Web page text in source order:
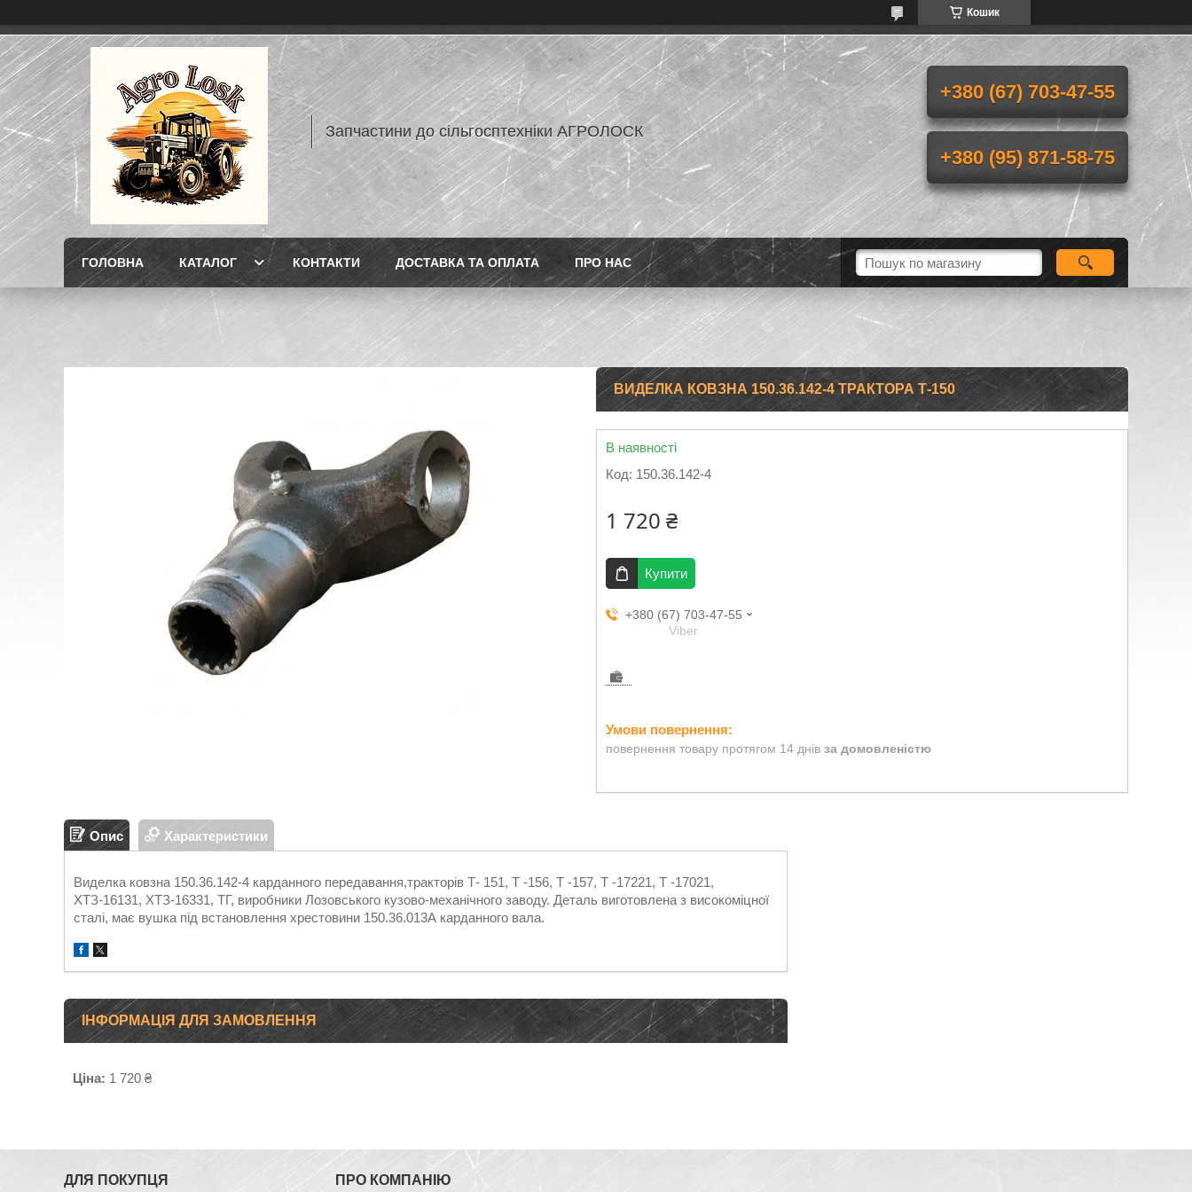
Кошик
Запчастини до сільгосптехніки АГРОЛОСК
+380 (67) 703-47-55
+380 (95) 871-58-75
ГОЛОВНА КАТАЛОГ КОНТАКТИ ДОСТАВКА ТА ОПЛАТА ПРО НАС
ВИДЕЛКА КОВЗНА 150.36.142-4 ТРАКТОРА Т-150
В наявності
Код: 150.36.142-4
1 720 ₴
Купити
+380 (67) 703-47-55
Viber
повернення товару протягом 14 днів за домовленістю
Опис Характеристики
Виделка ковзна 150.36.142-4 карданного передавання,тракторів Т- 151, Т -156, Т -157, Т -17221, Т -17021,
ХТЗ-16131, ХТЗ-16331, ТГ, виробники Лозовського кузово-механічного заводу. Деталь виготовлена з високоміцної
сталі, має вушка під встановлення хрестовини 150.36.013А карданного вала.
ІНФОРМАЦІЯ ДЛЯ ЗАМОВЛЕННЯ
Ціна: 1 720 ₴
ДЛЯ ПОКУПЦЯ ПРО КОМПАНІЮ